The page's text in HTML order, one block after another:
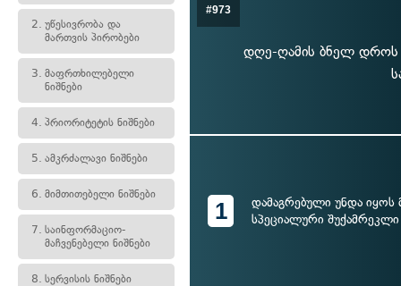
2. უწესივრობა და
მართვის პირობები
3. მაფრთხილებელი
ნიშნები
4. პრიორიტეტის ნიშნები
5. ამკრძალავი ნიშნები
6. მიმთითებელი ნიშნები
7. საინფორმაციო-
მაჩვენებელი ნიშნები
8. სერვისის ნიშნები
#973
დღე-ღამის ბნელ დროს
1
დამაგრებული უნდა
სპეციალური